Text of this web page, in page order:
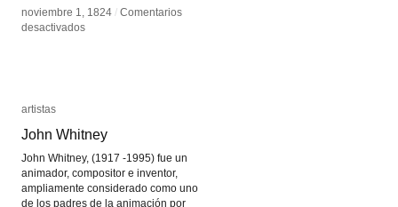
noviembre 1, 1824 / Comentarios
desactivadosen
noviembre 1, 1824 / Comentarios
desactivadosen
artistas
John Whitney
John Whitney, (1917 -1995) fue un
animador, compositor e inventor,
ampliamente considerado como uno
de los padres de la animación por
artistas
John Whitney